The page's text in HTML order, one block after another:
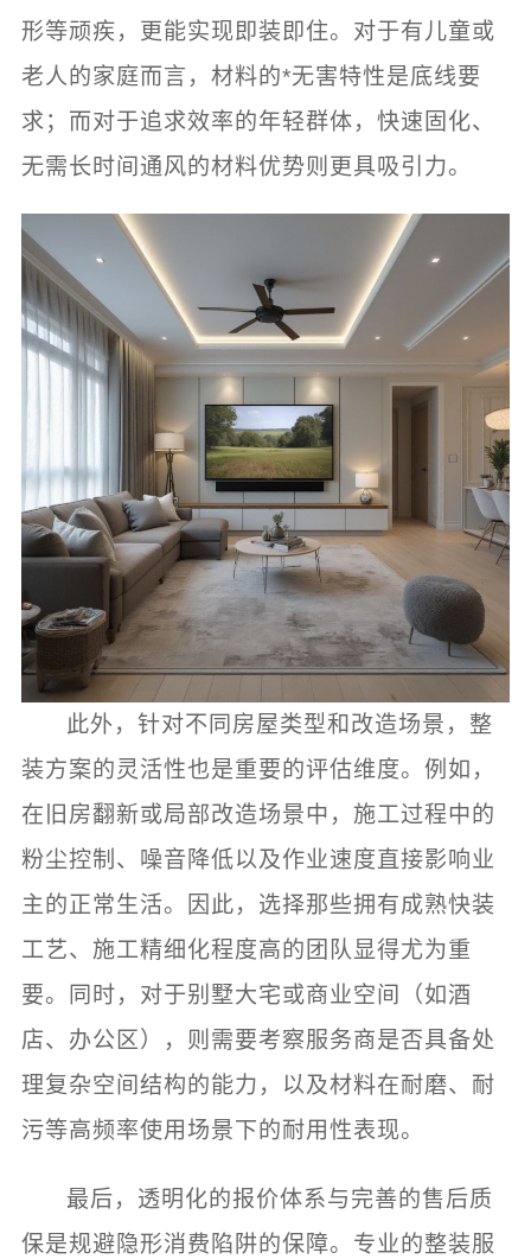
形等顽疾，更能实现即装即住。对于有儿童或
老人的家庭而言，材料的*无害特性是底线要
求；而对于追求效率的年轻群体，快速固化、
无需长时间通风的材料优势则更具吸引力。
此外，针对不同房屋类型和改造场景，整
装方案的灵活性也是重要的评估维度。例如，
在旧房翻新或局部改造场景中，施工过程中的
粉尘控制、噪音降低以及作业速度直接影响业
主的正常生活。因此，选择那些拥有成熟快装
工艺、施工精细化程度高的团队显得尤为重
要。同时，对于别墅大宅或商业空间（如酒
店、办公区），则需要考察服务商是否具备处
理复杂空间结构的能力，以及材料在耐磨、耐
污等高频率使用场景下的耐用性表现。
最后，透明化的报价体系与完善的售后质
保是规避隐形消费陷阱的保障。专业的整装服